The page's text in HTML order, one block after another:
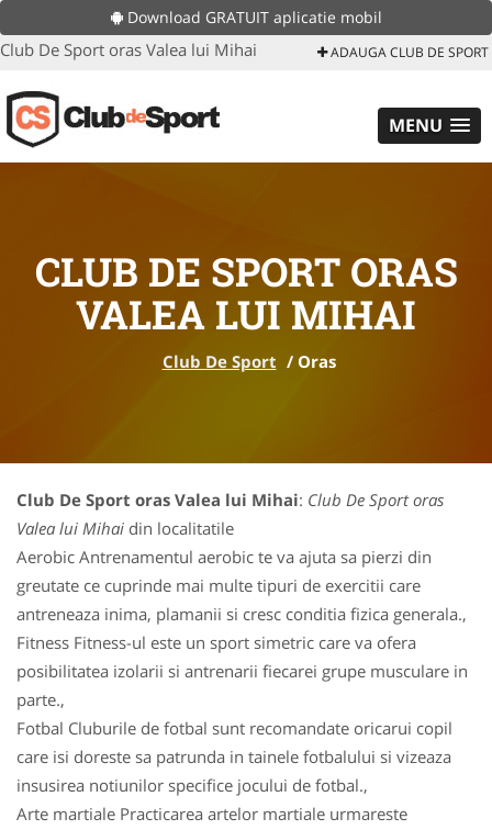
Download GRATUIT aplicatie mobil
Club De Sport oras Valea lui Mihai ADAUGA CLUB DE SPORT
MENU
CLUB DE SPORT ORAS
VALEA LUI MIHAI
Club De Sport / Oras
Club De Sport oras Valea lui Mihai: Club De Sport oras
Valea lui Mihai din localitatile
Aerobic Antrenamentul aerobic te va ajuta sa pierzi din
greutate ce cuprinde mai multe tipuri de exercitii care
antreneaza inima, plamanii si cresc conditia fizica generala.,
Fitness Fitness-ul este un sport simetric care va ofera
posibilitatea izolarii si antrenarii fiecarei grupe musculare in
parte.,
Fotbal Cluburile de fotbal sunt recomandate oricarui copil
care isi doreste sa patrunda in tainele fotbalului si vizeaza
insusirea notiunilor specifice jocului de fotbal.,
Arte martiale Practicarea artelor martiale urmareste